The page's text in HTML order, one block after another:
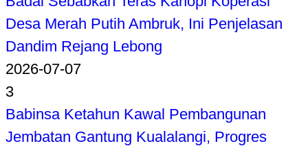
Desa Merah Putih Ambruk, Ini Penjelasan
Dandim Rejang Lebong
2026-07-07
3
Babinsa Ketahun Kawal Pembangunan
Jembatan Gantung Kualalangi, Progres